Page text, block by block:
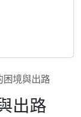
困境與出路
出路